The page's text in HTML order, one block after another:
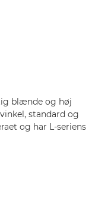
blænde og høj
standard og
og har L-seriens